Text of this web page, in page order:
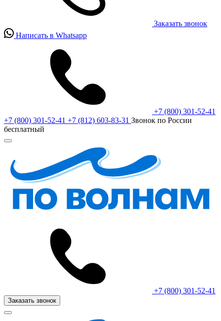
Заказать звонок
Написать в Whatsapp
+7 (800) 301-52-41
+7 (800) 301-52-41 +7 (812) 603-83-31 Звонок по России
бесплатный
+7 (800) 301-52-41
Заказать звонок